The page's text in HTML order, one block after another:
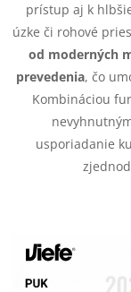
vprístup aj k
úzke či rohové
od moderných
prevedenia, čo
Kombináciou
usporiadanie